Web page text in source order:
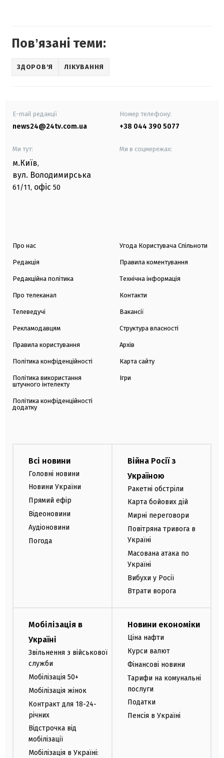
Повʼязані теми:
ЗДОРОВ'Я ЛІКУВАННЯ
E-mail редакції
news24@24tv.com.ua
Номер телефону:
+38 044 390 5077
Ми тут:
м.Київ,
вул. Володимирська
61/11, офіс 50
Ми в соцмережах:
Про нас
Редакція
Редакційна політика
Про телеканал
Телеведучі
Рекламодавцям
Правила користування
Політика конфіденційності
Політика використання
штучного інтелекту
Політика конфіденційності
додатку
Угода Користувача Спільноти
Правила коментування
Технічна інформація
Контакти
Вакансії
Структура власності
Архів
Карта сайту
Ігри
Всі новини
Головні новини
Новини України
Прямий ефір
Відеоновини
Аудіоновини
Погода
Війна Росії з
Україною
Ракетні обстріли
Карта бойових дій
Мирні переговори
Повітряна тривога в
Україні
Масована атака по
Україні
Вибухи у Росії
Втрати ворога
Мобілізація в
Україні
Звільнення з військової
служби
Мобілізація 50+
Мобілізація жінок
Контракт для 18-24-
річних
Відстрочка від
мобілізації
Мобілізація в Україні:
Новини економіки
Ціна нафти
Курси валют
Фінансові новини
Тарифи на комунальні
послуги
Податки
Пенсія в Україні